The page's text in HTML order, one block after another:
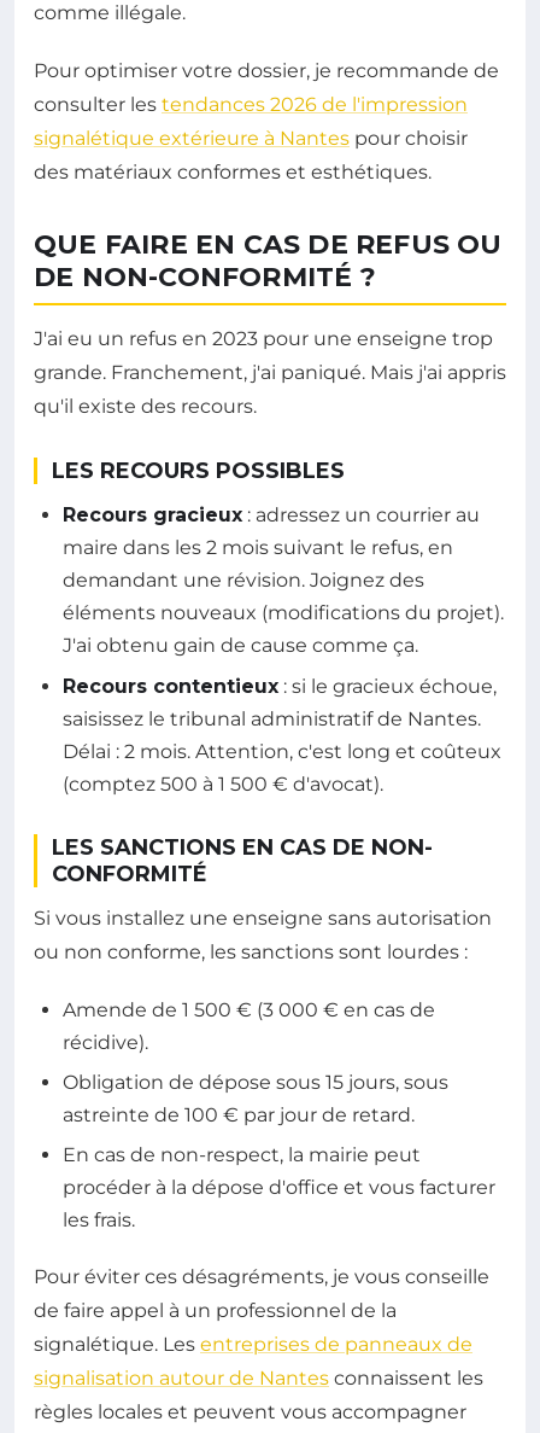
comme illégale.
Pour optimiser votre dossier, je recommande de
consulter les tendances 2026 de l'impression
signalétique extérieure à Nantes pour choisir
des matériaux conformes et esthétiques.
QUE FAIRE EN CAS DE REFUS OU
DE NON-CONFORMITÉ ?
J'ai eu un refus en 2023 pour une enseigne trop
grande. Franchement, j'ai paniqué. Mais j'ai appris
qu'il existe des recours.
LES RECOURS POSSIBLES
Recours gracieux : adressez un courrier au
maire dans les 2 mois suivant le refus, en
demandant une révision. Joignez des
éléments nouveaux (modifications du projet).
J'ai obtenu gain de cause comme ça.
Recours contentieux : si le gracieux échoue,
saisissez le tribunal administratif de Nantes.
Délai : 2 mois. Attention, c'est long et coûteux
(comptez 500 à 1 500 € d'avocat).
LES SANCTIONS EN CAS DE NON-
CONFORMITÉ
Si vous installez une enseigne sans autorisation
ou non conforme, les sanctions sont lourdes :
Amende de 1 500 € (3 000 € en cas de
récidive).
Obligation de dépose sous 15 jours, sous
astreinte de 100 € par jour de retard.
En cas de non-respect, la mairie peut
procéder à la dépose d'office et vous facturer
les frais.
Pour éviter ces désagréments, je vous conseille
de faire appel à un professionnel de la
signalétique. Les entreprises de panneaux de
signalisation autour de Nantes connaissent les
règles locales et peuvent vous accompagner